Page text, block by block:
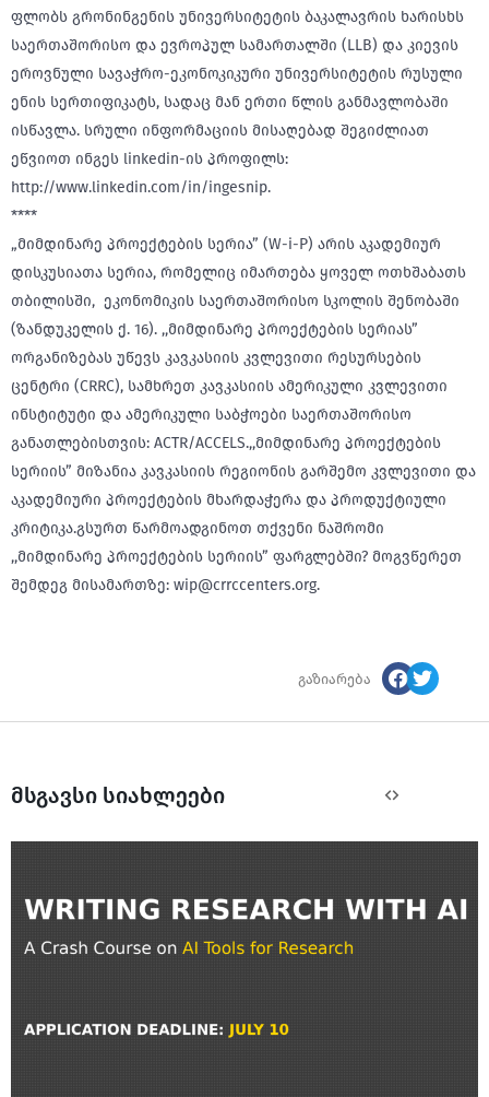
ფლობს გრონინგენის უნივერსიტეტის ბაკალავრის ხარისხს
საერთაშორისო და ევროპულ სამართალში (LLB) და კიევის
ეროვნული სავაჭრო-ეკონოკიკური უნივერსიტეტის რუსული
ენის სერთიფიკატს, სადაც მან ერთი წლის განმავლობაში
ისწავლა. სრული ინფორმაციის მისაღებად შეგიძლიათ
ეწვიოთ ინგეს linkedin-ის პროფილს:
http://www.linkedin.com/in/ingesnip.
****
„მიმდინარე პროექტების სერია” (W-i-P) არის აკადემიურ
დისკუსიათა სერია, რომელიც იმართება ყოველ ოთხშაბათს
თბილისში, ეკონომიკის საერთაშორისო სკოლის შენობაში
(ზანდუკელის ქ. 16). ,,მიმდინარე პროექტების სერიას”
ორგანიზებას უწევს კავკასიის კვლევითი რესურსების
ცენტრი (CRRC), სამხრეთ კავკასიის ამერიკული კვლევითი
ინსტიტუტი და ამერიკული საბჭოები საერთაშორისო
განათლებისთვის: ACTR/ACCELS.,,მიმდინარე პროექტების
სერიის” მიზანია კავკასიის რეგიონის გარშემო კვლევითი და
აკადემიური პროექტების მხარდაჭერა და პროდუქტიული
კრიტიკა.გსურთ წარმოადგინოთ თქვენი ნაშრომი
,,მიმდინარე პროექტების სერიის” ფარგლებში? მოგვწერეთ
შემდეგ მისამართზე: wip@crrccenters.org.
გაზიარება
მსგავსი სიახლეები